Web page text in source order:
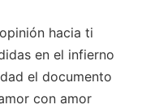
hacia ti
en el infierno
el documento
con amor